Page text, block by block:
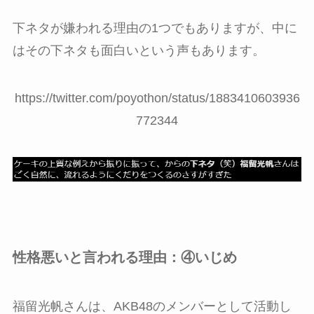
下ネタが嫌われる理由の1つでもありますが、中に
はその下ネタも面白いという声もあります。
https://twitter.com/poyothon/status/1883410603936
772344
性格悪いと言われる理由：④いじめ
福留光帆さんは、AKB48のメンバーとして活動し